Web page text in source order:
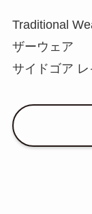
Traditional
ザーウェア
サイドゴア